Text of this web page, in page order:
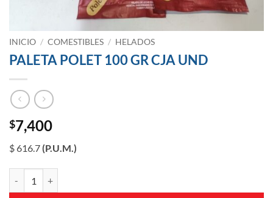
INICIO / COMESTIBLES / HELADOS
PALETA POLET 100 GR CJA UND
$7,400
$ 616.7(P.U.M.)